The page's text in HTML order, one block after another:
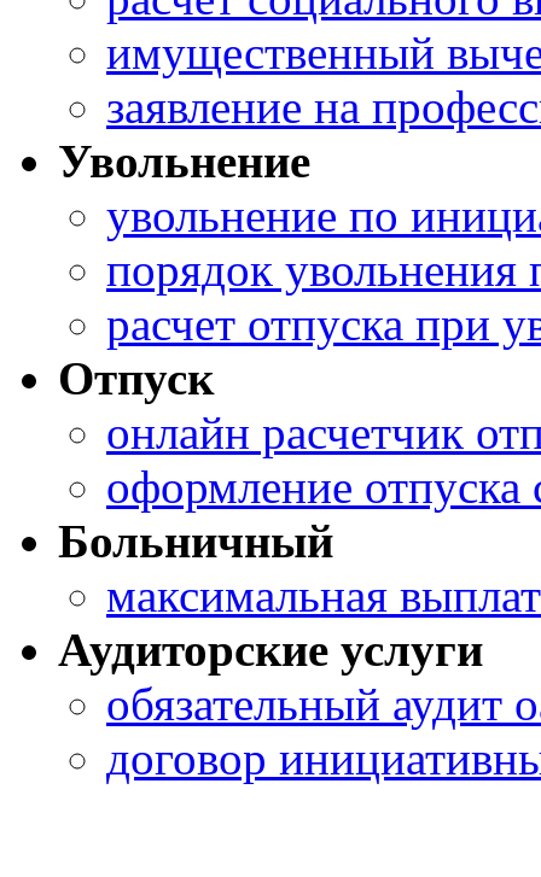
имущественный
заявление на
Увольнение
увольнение по
порядок
расчет отпуска при
Отпуск
онлайн расчетчик
оформление
Больничный
максимальная
Аудиторские услуги
обязательный аудит
договор